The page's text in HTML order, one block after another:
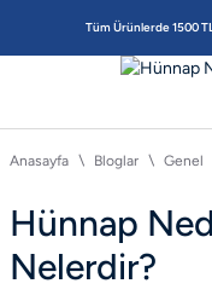
Tüm Ürünlerde 1500
Anasayfa Bloglar Genel
Hünnap
Nelerdir?